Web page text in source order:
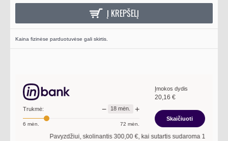
Į KREPŠELĮ
Kaina fizinėse parduotuvėse gali skirtis.
Trukmė: − 18 mėn. +
6 mėn. 72 mėn.
Įmokos dydis
20,16 €
Skaičiuoti
Pavyzdžiui, skolinantis300,00€, kai sutartis sudaroma18mėn.